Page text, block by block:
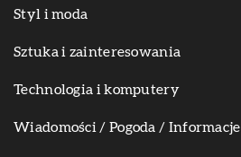
Styl i moda
Sztuka i zainteresowania
Technologia i komputery
Wiadomości / Pogoda / Informacje